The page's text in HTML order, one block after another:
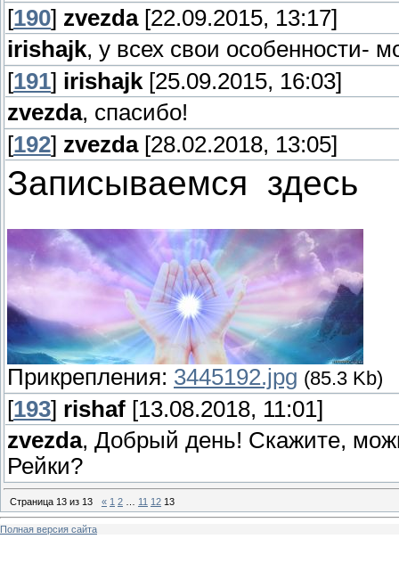
[190] zvezda[22.09.2015, 13:17]
irishajk, у всех свои особенности-
[191] irishajk [25.09.2015, 16:03]
zvezda, спасибо!
[192] zvezda[28.02.2018, 13:05]
Записываемся здесь
Прикрепления: 3445192.jpg (85.3 Kb)
[193] rishaf [13.08.2018, 11:01]
zvezda, Добрый день! Скажите,
Рейки?
Страница 13 из 13 « 1 2 11 12 13
Полная версия сайта